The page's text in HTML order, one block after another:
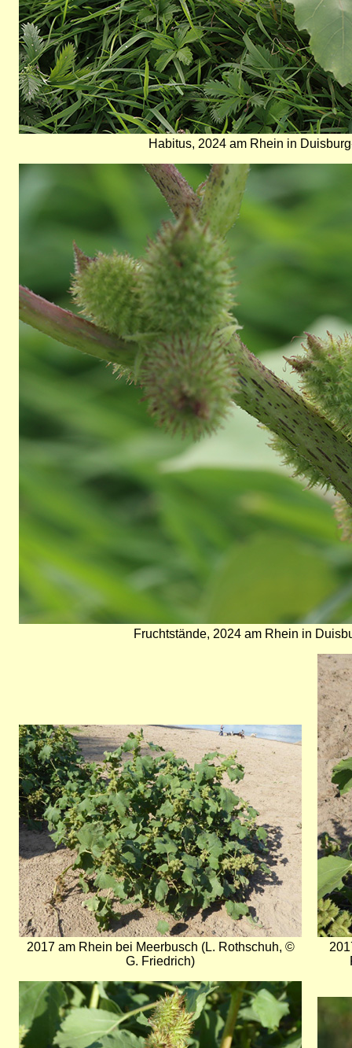
Habitus, 2024 am Rhein in
Bild
Fruchtstände, 2024 am Rhein in
Bild
2017 am Rhein bei Meerbusch (L. Rothschuh, ©
G. Friedrich)
Bild
Bild